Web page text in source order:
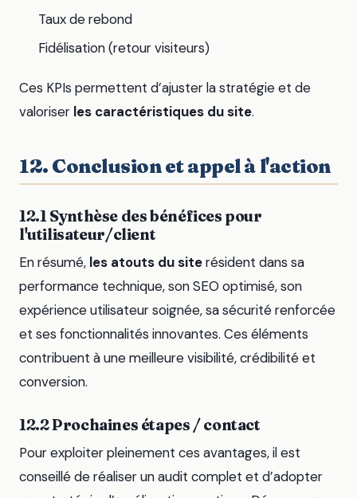
Taux de rebond
Fidélisation (retour visiteurs)
Ces KPIs permettent d’ajuster la stratégie et de
valoriser les caractéristiques du site.
12. Conclusion et appel à l'action
12.1 Synthèse des bénéfices pour
l'utilisateur/client
En résumé, les atouts du siterésident dans sa
performance technique, son SEO optimisé, son
expérience utilisateur soignée, sa sécurité renforcée
et ses fonctionnalités innovantes. Ces éléments
contribuent à une meilleure visibilité, crédibilité et
conversion.
12.2 Prochaines étapes / contact
Pour exploiter pleinement ces avantages, il est
conseillé de réaliser un audit complet et d’adopter